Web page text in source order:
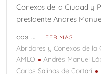
Conexos de la Ciudad y
presidente Andrés
casi …
LEER MÁS
Abridores y Conexos de la
AMLO
Andrés Manuel
Carlos Salinas de Gortari